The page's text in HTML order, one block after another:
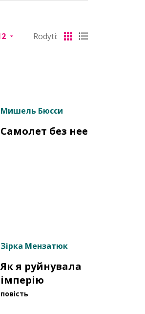
Rodyti:
Мишель Бюсси
Самолет без нее
Зірка Мензатюк
Як я руйнувала
імперію
повість